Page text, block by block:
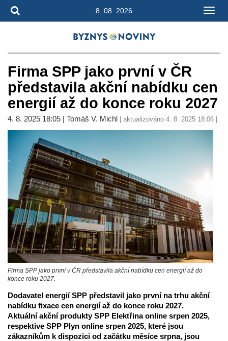
8. 08. 2026
Firma SPP jako první v ČR
představila akční nabídku cen
energií až do konce roku 2027
4. 8. 2025 18:05 | Tomáš V. Michl | aktualizováno 4. 8. 2025 18:06 |
Firma SPP jako první v ČR představila akční nabídku cen energií až do
konce roku 2027.
Dodavatel energií SPP představil jako první na trhu akční
nabídku fixace cen energií až do konce roku 2027.
Aktuální akční produkty SPP Elektřina online srpen 2025,
respektive SPP Plyn online srpen 2025, které jsou
zákazníkům k dispozici od začátku měsíce srpna, jsou